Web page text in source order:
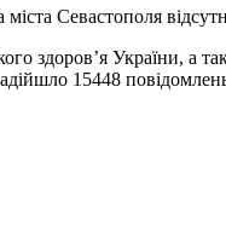
Севастополя
здоров’я України, а
15448